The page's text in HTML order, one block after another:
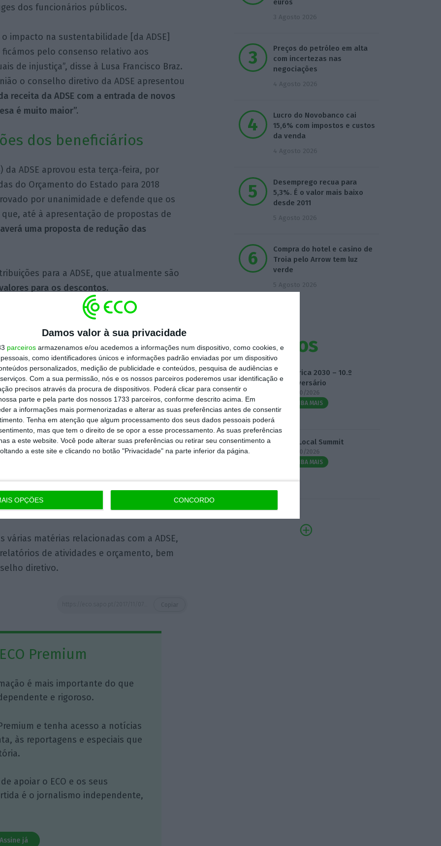
Damos valor à sua privacidade
parceiros armazenamos e/ou acedemos a informações num dispositivo, como cookies, e
como identificadores únicos e informações padrão enviadas por um dispositivo
personalizados, medição de publicidade e conteúdos, pesquisa de audiências e
Com a sua permissão, nós e os nossos parceiros poderemos usar identificação e
precisos através da procura de dispositivos. Poderá clicar para consentir o
parte e pela parte dos nossos 1733 parceiros, conforme descrito acima. Em
a informações mais pormenorizadas e alterar as suas preferências antes de consentir
Tenha em atenção que algum processamento dos seus dados pessoais poderá
mas que tem o direito de se opor a esse processamento. As suas preferências
a este website. Você pode alterar suas preferências ou retirar seu consentimento a
a este site e clicando no botão "Privacidade" na parte inferior da página.
OPÇÕES CONCORDO
dos funcionários públicos.
impacto na sustentabilidade [da ADSE]
pelo consenso relativo aos
de injustiça”, disse à Lusa Francisco Braz.
o conselho diretivo da ADSE apresentou
receita da ADSE com a entrada de novos
é muito maior”.
dos beneficiários
da ADSE aprovou esta terça-feira, por
do Orçamento do Estado para 2018
por unanimidade e defende que os
até à apresentação de propostas de
uma proposta de redução das
para a ADSE, que atualmente são
para os descontos.
recomenda ainda que o Governo avance
para a ADSE, de modo a compensar
que não pagam contribuições” por
adiantou José Abraão, que é dirigente
Pública (FESAP).
ADSE é presidido pelo ex-líder da UGT João
é composto por 17 membros, dos quais
representantes dos beneficiários (ligados
três de organizações sindicais e seis
com dois membros das associações dos
da Associação Nacional de Municípios
de Freguesias.
várias matérias relacionadas com a ADSE,
de atividades e orçamento, bem
diretivo.
Premium
é mais importante do que
e rigoroso.
e tenha acesso a notícias
às reportagens e especiais que
apoiar o ECO e os seus
é o jornalismo independente,
Assine já
euros
3 Agosto 2026
Preços do petróleo em alta
com incertezas nas
negociações
4 Agosto 2026
Lucro do Novobanco cai
15,6% com impostos e custos
da venda
4 Agosto 2026
Desemprego recua para
5,3%. É o valor mais baixo
desde 2011
5 Agosto 2026
Compra do hotel e casino de
Troia pelo Arrow tem luz
verde
5 Agosto 2026
Eventos
Fábrica 2030 – 10.º
Aniversário
14/10/2026
SAIBA MAIS
3.º Local Summit
07/10/2026
SAIBA MAIS